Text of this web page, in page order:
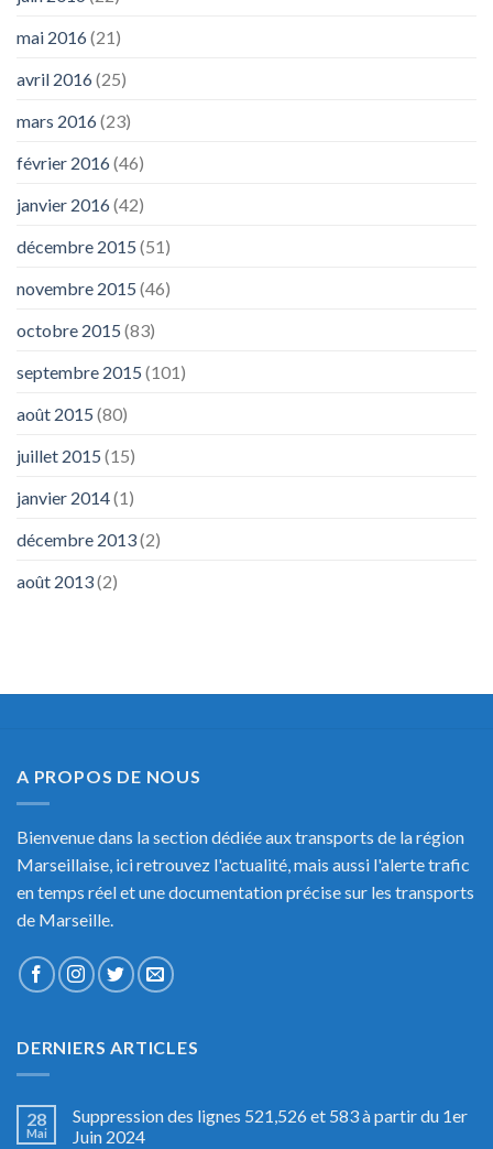
mai 2016(21)
avril 2016(25)
mars 2016(23)
février 2016(46)
janvier 2016(42)
décembre 2015 (51)
novembre 2015 (46)
octobre 2015 (83)
septembre 2015 (101)
août 2015 (80)
juillet 2015 (15)
janvier 2014(1)
décembre 2013(2)
août 2013(2)
A PROPOS DE NOUS
Bienvenue dans la section dédiée aux transports de la région
Marseillaise, ici retrouvez l'actualité, mais aussi l'alerte trafic
en temps réel et une documentation précise sur les transports
de Marseille.
DERNIERS ARTICLES
28
Mai
Suppression des lignes 521,526 et 583 à partir du 1er
Juin 2024